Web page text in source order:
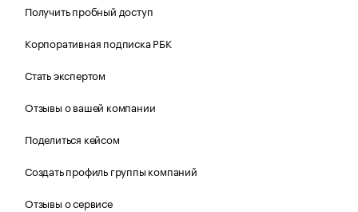
Получить пробный доступ
Корпоративная подписка РБК
Стать экспертом
Отзывы о вашей компании
Поделиться кейсом
Создать профиль группы компаний
Отзывы о сервисе